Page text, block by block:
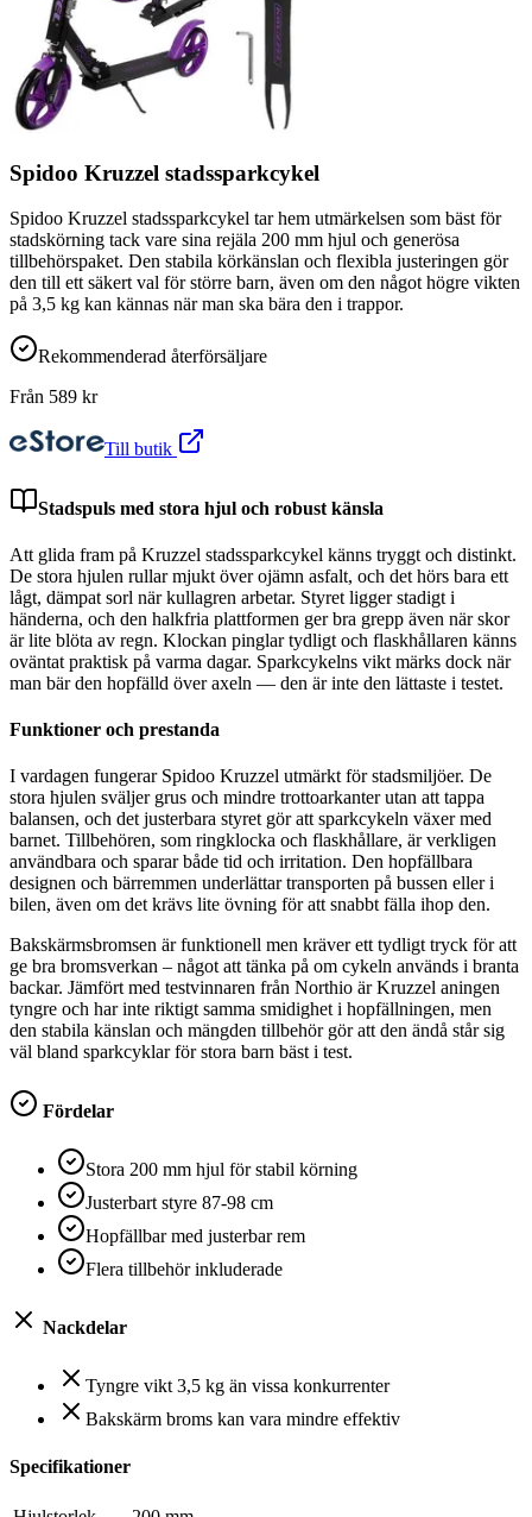
Spidoo Kruzzel stadssparkcykel
Spidoo Kruzzel stadssparkcykel tar hem utmärkelsen som bäst för
stadskörning tack vare sina rejäla 200 mm hjul och generösa
tillbehörspaket. Den stabila körkänslan och flexibla justeringen gör
den till ett säkert val för större barn, även om den något högre vikten
på 3,5 kg kan kännas när man ska bära den i trappor.
Rekommenderad återförsäljare
Från 589 kr
Till butik
Stadspuls med stora hjul och robust känsla
Att glida fram på Kruzzel stadssparkcykel känns tryggt och distinkt.
De stora hjulen rullar mjukt över ojämn asfalt, och det hörs bara ett
lågt, dämpat sorl när kullagren arbetar. Styret ligger stadigt i
händerna, och den halkfria plattformen ger bra grepp även när skor
är lite blöta av regn. Klockan pinglar tydligt och flaskhållaren känns
oväntat praktisk på varma dagar. Sparkcykelns vikt märks dock när
man bär den hopfälld över axeln — den är inte den lättaste i testet.
Funktioner och prestanda
I vardagen fungerar Spidoo Kruzzel utmärkt för stadsmiljöer. De
stora hjulen sväljer grus och mindre trottoarkanter utan att tappa
balansen, och det justerbara styret gör att sparkcykeln växer med
barnet. Tillbehören, som ringklocka och flaskhållare, är verkligen
användbara och sparar både tid och irritation. Den hopfällbara
designen och bärremmen underlättar transporten på bussen eller i
bilen, även om det krävs lite övning för att snabbt fälla ihop den.
Bakskärmsbromsen är funktionell men kräver ett tydligt tryck för att
ge bra bromsverkan – något att tänka på om cykeln används i branta
backar. Jämfört med testvinnaren från Northio är Kruzzel aningen
tyngre och har inte riktigt samma smidighet i hopfällningen, men
den stabila känslan och mängden tillbehör gör att den ändå står sig
väl bland sparkcyklar för stora barn bäst i test.
Fördelar
Stora 200 mm hjul för stabil körning
Justerbart styre 87-98 cm
Hopfällbar med justerbar rem
Flera tillbehör inkluderade
Nackdelar
Tyngre vikt 3,5 kg än vissa konkurrenter
Bakskärm broms kan vara mindre effektiv
Specifikationer